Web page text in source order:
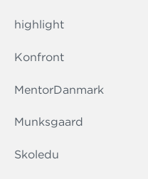
highlight
Konfront
MentorDanmark
Munksgaard
Skoledu